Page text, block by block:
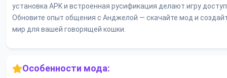
установка APK и встроенная русификация делают игру
Обновите опыт общения с Анджелой — скачайте мод и
мир для вашей говорящей кошки.
Особенности мода: